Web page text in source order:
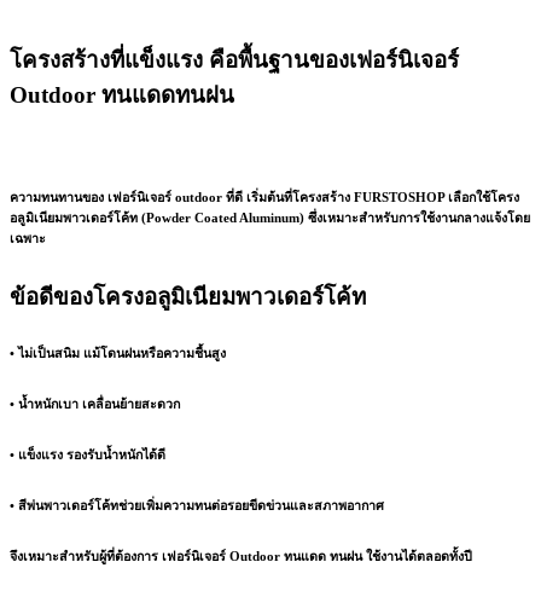
โครงสร้างที่แข็งแรง คือพื้นฐานของเฟอร์นิเจอร์
Outdoor ทนแดดทนฝน
ความทนทานของ เฟอร์นิเจอร์ outdoor ที่ดี เริ่มต้นที่โครงสร้าง FURSTOSHOP เลือกใช้โครง
อลูมิเนียมพาวเดอร์โค้ท (Powder Coated Aluminum) ซึ่งเหมาะสำหรับการใช้งานกลางแจ้งโดย
เฉพาะ
ข้อดีของโครงอลูมิเนียมพาวเดอร์โค้ท
• ไม่เป็นสนิม แม้โดนฝนหรือความชื้นสูง
• น้ำหนักเบา เคลื่อนย้ายสะดวก
• แข็งแรง รองรับน้ำหนักได้ดี
• สีพ่นพาวเดอร์โค้ทช่วยเพิ่มความทนต่อรอยขีดข่วนและสภาพอากาศ
จึงเหมาะสำหรับผู้ที่ต้องการ เฟอร์นิเจอร์ Outdoor ทนแดด ทนฝนใช้งานได้ตลอดทั้งปี